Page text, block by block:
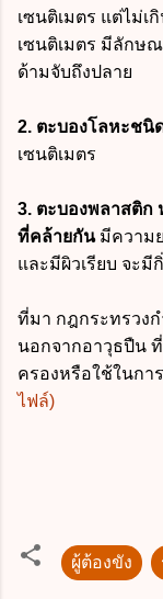
เซนติเมตร แต่ไม่เ
เซนติเมตร มีลักษ
ด้ามจับถึงปลาย
2. ตะบองโลหะชนิ
เซนติเมตร
3. ตะบองพลาสติก
ที่คล้ายกันมีความย
และมีผิวเรียบ จะ
ที่มา กฎกระทรวง
นอกจากอาวุธปืน
ครองหรือใช้ในกา
ไฟล์)
ผู้ต้องขัง